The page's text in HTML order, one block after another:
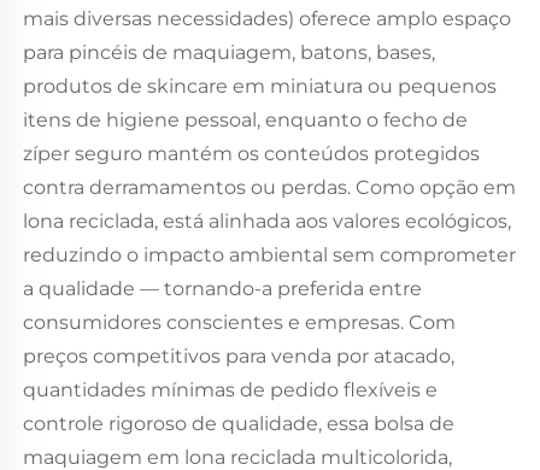
mais diversas necessidades) oferece amplo espaço
para pincéis de maquiagem, batons, bases,
produtos de skincare em miniatura ou pequenos
itens de higiene pessoal, enquanto o fecho de
zíper seguro mantém os conteúdos protegidos
contra derramamentos ou perdas. Como opção em
lona reciclada, está alinhada aos valores ecológicos,
reduzindo o impacto ambiental sem comprometer
a qualidade — tornando-a preferida entre
consumidores conscientes e empresas. Com
preços competitivos para venda por atacado,
quantidades mínimas de pedido flexíveis e
controle rigoroso de qualidade, essa bolsa de
maquiagem em lona reciclada multicolorida,